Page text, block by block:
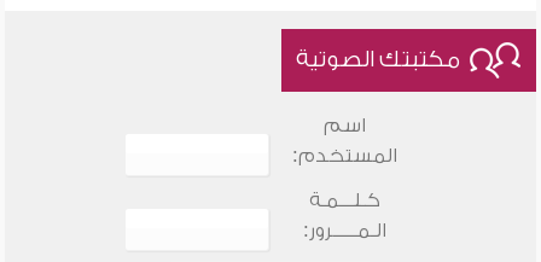
مكتبتك الصوتية
اسم
المستخدم:
كـلـــمـة
الـمـــــرور: